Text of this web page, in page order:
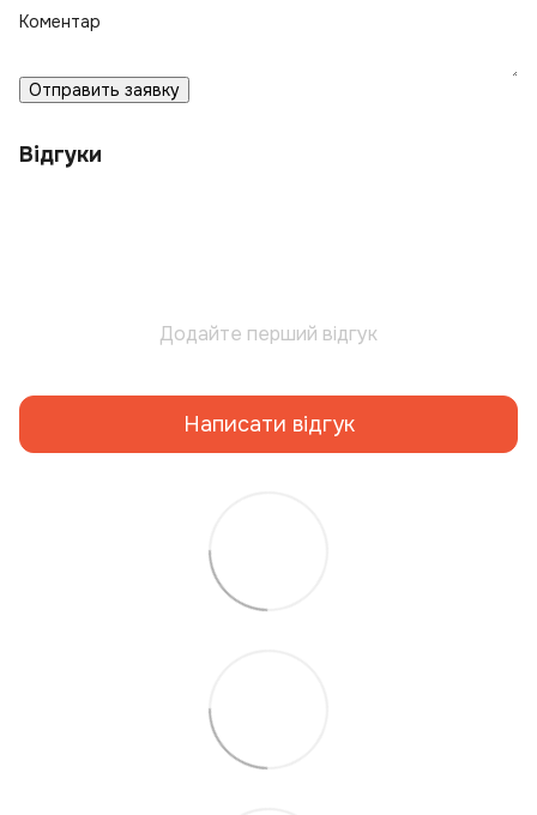
Коментар
Отправить заявку
Відгуки
Додайте перший відгук
Написати відгук